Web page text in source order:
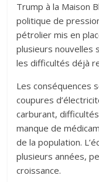
Trump à la Maison
politique de
pétrolier mis en
plusieurs nouvelles
les difficultés déjà
Les conséquences
coupures
carburant,
manque de
de la population.
plusieurs années,
croissance.